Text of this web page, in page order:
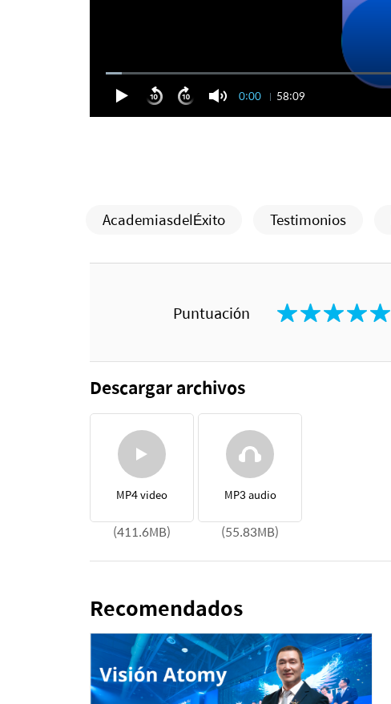
0:00 58:09
AcademiasdelÉxito Testimonios
Puntuación
Descargar archivos
MP4 video
(411.6MB)
MP3 audio
(55.83MB)
Recomendados